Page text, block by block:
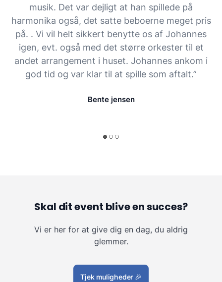
musik. Det var dejligt at han spillede på
harmonika også, det satte beboerne meget pris
på. . Vi vil helt sikkert benytte os af Johannes
igen, evt. også med det større orkester til et
andet arrangement i huset. Johannes ankom i
god tid og var klar til at spille som aftalt.”
Bente jensen
Skal dit event blive en succes?
Vi er her for at give dig en dag, du aldrig
glemmer.
Tjek muligheder 🎉